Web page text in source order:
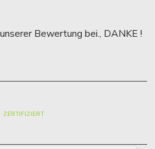
Bewertung bei., DANKE !
ZERTIFIZIERT